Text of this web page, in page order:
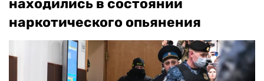
находились в состоянии
наркотического опьянения